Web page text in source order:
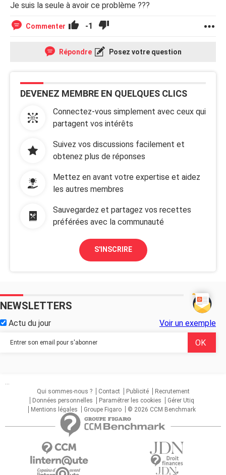
Je suis la seule à avoir ce problème ???
Commenter -1
Répondre Posez votre question
DEVENEZ MEMBRE EN QUELQUES CLICS
Connectez-vous simplement avec ceux qui
partagent vos intérêts
Suivez vos discussions facilement et
obtenez plus de réponses
Mettez en avant votre expertise et aidez
les autres membres
Sauvegardez et partagez vos recettes
préférées avec la communauté
S'INSCRIRE
NEWSLETTERS
Actu du jour Voir un exemple
...
Qui sommes-nous ?
Contact Publicité
Recrutement
Données personnelles
Paramétrer les cookies
Gérer Utiq
Mentions légales
Groupe Figaro © 2026 CCM Benchmark